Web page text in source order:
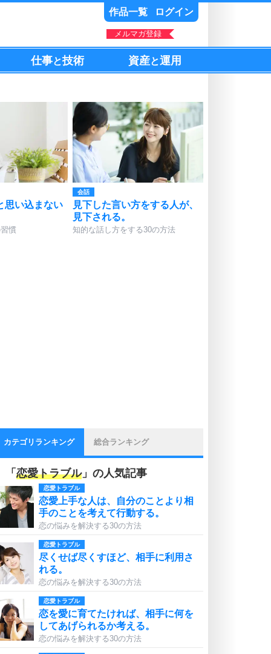
作品一覧 ログイン
メルマガ登録
仕事と技術 資産と運用
思い込まない
慣
会話
見下した言い方をする人が、
見下される。
知的な話し方をする30の方法
カテゴリランキング 総合ランキング
「 恋愛トラブル」の人気記事
恋愛トラブル
恋愛上手な人は、自分のことより相
手のことを考えて行動する。
恋の悩みを解決する30の方法
恋愛トラブル
尽くせば尽くすほど、相手に利用さ
れる。
恋の悩みを解決する30の方法
恋愛トラブル
恋を愛に育てたければ、相手に何を
してあげられるか考える。
恋の悩みを解決する30の方法